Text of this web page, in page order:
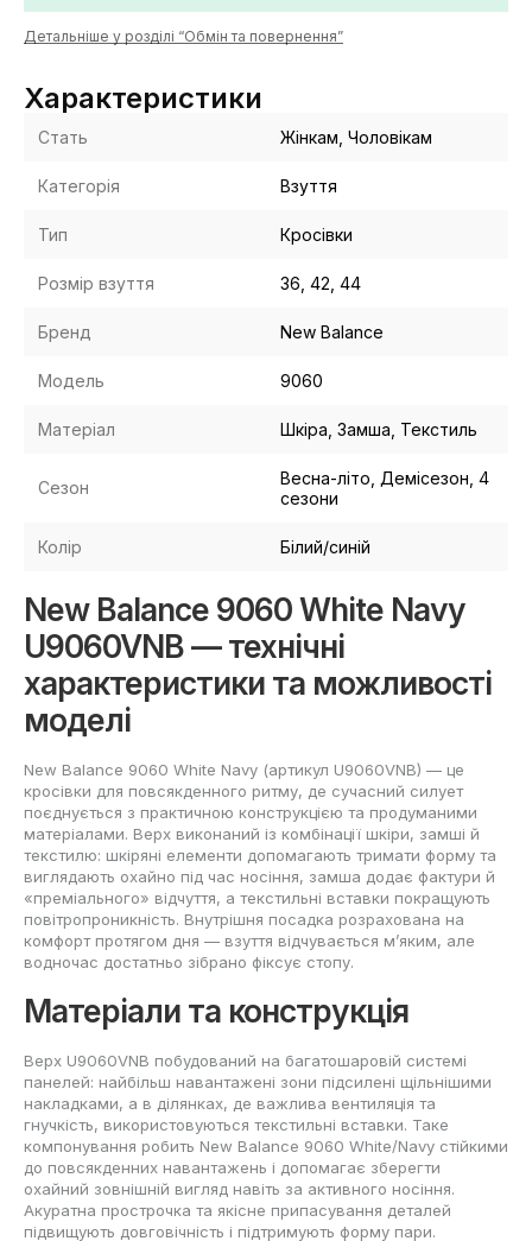
Детальніше у розділі “Обмін та повернення”
Характеристики
Стать Жінкам, Чоловікам
Категорія Взуття
Тип Кросівки
Розмір взуття 36, 42, 44
Бренд New Balance
Модель 9060
Матеріал Шкіра, Замша, Текстиль
Сезон
Весна-літо, Демісезон, 4
сезони
Колір Білий/синій
New Balance 9060 White Navy
U9060VNB — технічні
характеристики та можливості
моделі
New Balance 9060 White Navy (артикул U9060VNB) — це
кросівки для повсякденного ритму, де сучасний силует
поєднується з практичною конструкцією та продуманими
матеріалами. Верх виконаний із комбінації шкіри, замші й
текстилю: шкіряні елементи допомагають тримати форму та
виглядають охайно під час носіння, замша додає фактури й
«преміального» відчуття, а текстильні вставки покращують
повітропроникність. Внутрішня посадка розрахована на
комфорт протягом дня — взуття відчувається м’яким, але
водночас достатньо зібрано фіксує стопу.
Матеріали та конструкція
Верх U9060VNB побудований на багатошаровій системі
панелей: найбільш навантажені зони підсилені щільнішими
накладками, а в ділянках, де важлива вентиляція та
гнучкість, використовуються текстильні вставки. Таке
компонування робить New Balance 9060 White/Navy стійкими
до повсякденних навантажень і допомагає зберегти
охайний зовнішній вигляд навіть за активного носіння.
Акуратна прострочка та якісне припасування деталей
підвищують довговічність і підтримують форму пари.